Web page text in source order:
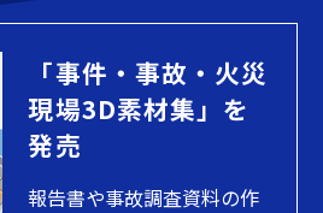
「事件・事故・火災
現場3D素材集」を
発売
報告書や事故調査資料の作